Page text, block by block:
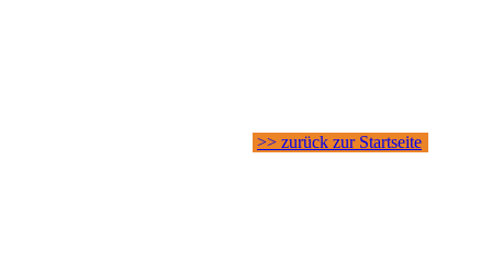
>> zurück zur Startseite